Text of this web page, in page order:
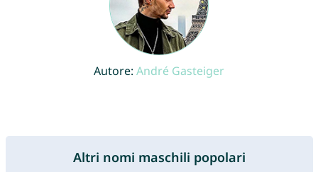
Autore: André Gasteiger
Altri nomi maschili popolari